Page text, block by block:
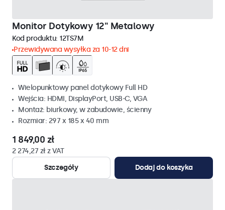
Monitor Dotykowy 12" Metalowy
Kod produktu: 12TS7M
Przewidywana wysyłka za 10-12 dni
Wielopunktowy panel dotykowy Full HD
Wejścia: HDMI, DisplayPort, USB-C, VGA
Montaż: biurkowy, w zabudowie, ścienny
Rozmiar: 297 x 185 x 40 mm
1 849,00 zł
2 274,27 zł z VAT
Szczegóły
Dodaj do koszyka